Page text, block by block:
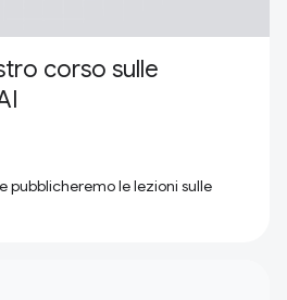
corso sulle
pubblicheremo le lezioni sulle